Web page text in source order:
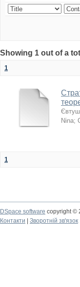
Showing 1 out of a
1
Nina;
1
DSpace software copyright ©
Контакти
Зворотній зв'язок